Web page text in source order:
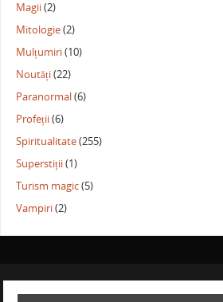
Magii(2)
Mitologie(2)
Mulțumiri(10)
Noutăți(22)
Paranormal(6)
Profeții(6)
Spiritualitate(255)
Superstiții(1)
Turism magic(5)
Vampiri(2)